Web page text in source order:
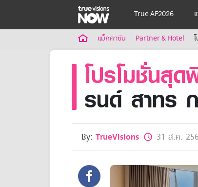
True AF2026
True AF2026
แพ็กเกจ
NOW Muay Thai
แพ็กเกจทรูวิชันส์นาวทั้งหมด
เคเบิลและจานดาวเทียม
แม็กกาซีน Partner & Hotel
โปรโมชั่นสุด
รนด์ สาทร
By: TrueVisions 31 ส.ค.